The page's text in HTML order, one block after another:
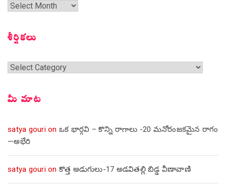
గత
శీర్షికలు
శీర్షికలు
మీ మాట
satya gourion ఒక భార్గవి – కొన్ని రాగాలు -20 మనోరంజకమైన రాగం
—అభేరి
satya gourion కొత్త అడుగులు-17 అడవితల్లి బిడ్డ వీణావాణి